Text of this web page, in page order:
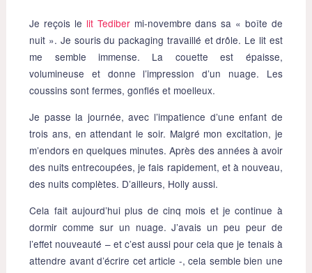
Je reçois le lit Tedibermi-novembre dans sa « boîte de
nuit ». Je souris du packaging travaillé et drôle. Le lit est
me semble immense. La couette est épaisse,
volumineuse et donne l’impression d’un nuage. Les
coussins sont fermes, gonflés et moelleux.
Je passe la journée, avec l’impatience d’une enfant de
trois ans, en attendant le soir. Malgré mon excitation, je
m’endors en quelques minutes. Après des années à avoir
des nuits entrecoupées, je fais rapidement, et à nouveau,
des nuits complètes. D’ailleurs, Holly aussi.
Cela fait aujourd’hui plus de cinq mois et je continue à
dormir comme sur un nuage. J’avais un peu peur de
l’effet nouveauté – et c’est aussi pour cela que je tenais à
attendre avant d’écrire cet article -, cela semble bien une